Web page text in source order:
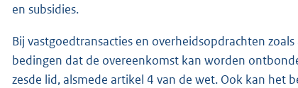
en subsidies.
Bij vastgoedtransacties en overheidsopdrachten
bedingen dat de overeenkomst kan worden
zesde lid, alsmede artikel 4 van de wet. Ook kan het